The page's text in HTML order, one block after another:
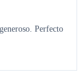
Perfecto